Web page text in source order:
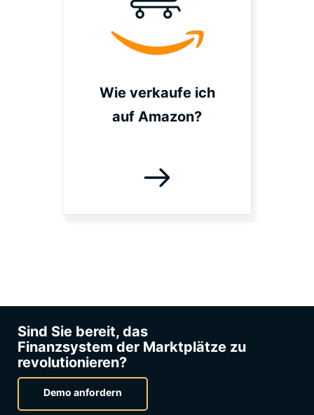
Wie verkaufe ich
auf Amazon?
Sind Sie bereit, das
Finanzsystem der Marktplätze zu
revolutionieren?
Demo anfordern